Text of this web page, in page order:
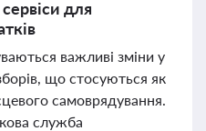
для
важливі зміни у
що стосуються як
самоврядування.
служба